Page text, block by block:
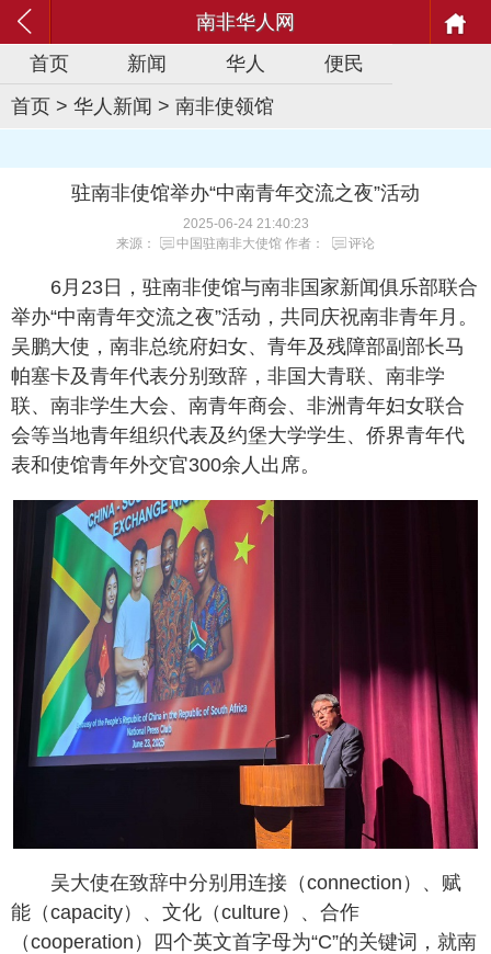
南非华人网
首页
新闻 华人
便民
首页 > 华人新闻 > 南非使领馆
驻南非使馆举办“中南青年交流之夜”活动
2025-06-24 21:40:23
来源：
中国驻南非大使馆 作者： 评论
6月23日，驻南非使馆与南非国家新闻俱乐部联合
举办“中南青年交流之夜”活动，共同庆祝南非青年月。
吴鹏大使，南非总统府妇女、青年及残障部副部长马
帕塞卡及青年代表分别致辞，非国大青联、南非学
联、南非学生大会、南青年商会、非洲青年妇女联合
会等当地青年组织代表及约堡大学学生、侨界青年代
表和使馆青年外交官300余人出席。
吴大使在致辞中分别用连接（connection）、赋
能（capacity）、文化（culture）、合作
（cooperation）四个英文首字母为“C”的关键词，就南